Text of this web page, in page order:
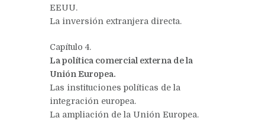
EEUU.
La inversión extranjera directa.
Capítulo 4.
La política comercial externa de la
Unión Europea.
Las instituciones políticas de la
integración europea.
La ampliación de la Unión Europea.